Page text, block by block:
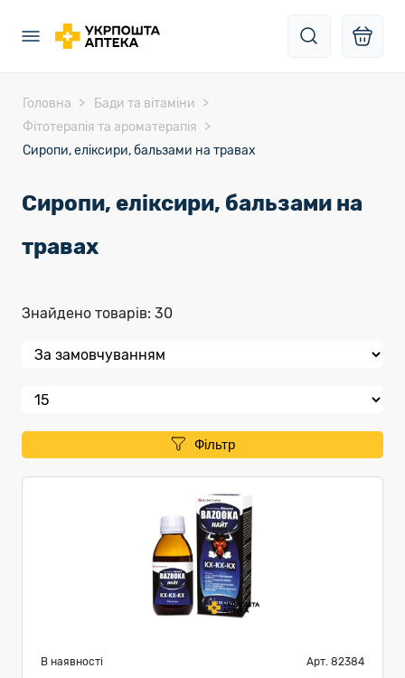
Головна
Бади та вітаміни
Фітотерапія та ароматерапія
Сиропи, еліксири, бальзами на травах
Сиропи, еліксири, бальзами на
травах
Знайдено товарів: 30
Фільтр
В наявності Арт. 82384